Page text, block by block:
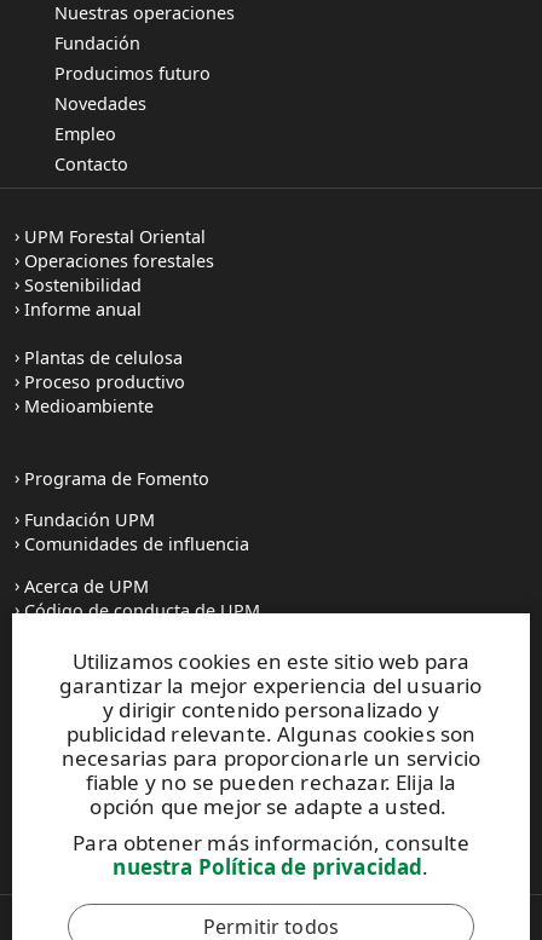
Utilizamos cookies en este sitio web para
garantizar la mejor experiencia del usuario
y dirigir contenido personalizado y
publicidad relevante. Algunas cookies son
necesarias para proporcionarle un servicio
fiable y no se pueden rechazar. Elija la
opción que mejor se adapte a usted.
Para obtener más información, consulte
nuestra Política de privacidad.
Permitir todos
Nuestras operaciones
Fundación
Producimos futuro
Novedades
Empleo
Contacto
UPM Forestal Oriental
Operaciones forestales
Sostenibilidad
Informe anual
Plantas de celulosa
Proceso productivo
Medioambiente
Programa de Fomento
Fundación UPM
Comunidades de influencia
Acerca de UPM
Código de conducta de UPM
Prensa
Todas las noticias
Contacto
Este sitio está protegido por reCAPTCHA y se aplican la
Política de privacidady losTérminos de servicio de Google
Copyright © 2026 UPM